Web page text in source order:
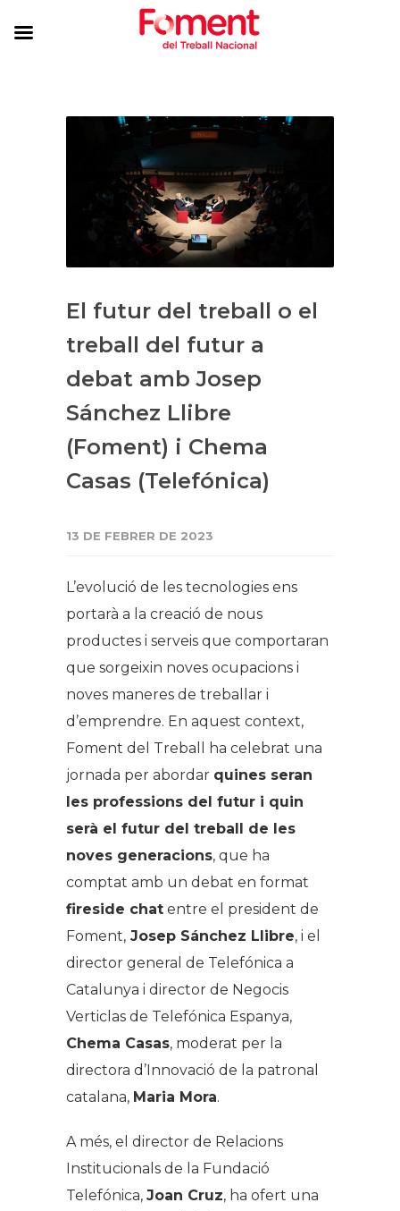
El futur del treball o el
treball del futur a
debat amb Josep
Sánchez Llibre
(Foment) i Chema
Casas (Telefónica)
13 DE FEBRER DE 2023
L’evolució de les tecnologies ens
portarà a la creació de nous
productes i serveis que comportaran
que sorgeixin noves ocupacions i
noves maneres de treballar i
d’emprendre. En aquest context,
Foment del Treball ha celebrat una
jornada per abordar quines seran
les professions del futur i quin
serà el futur del treball de les
noves generacions, que ha
comptat amb un debat en format
fireside chat entre el president de
Foment, Josep Sánchez Llibre, i el
director general de Telefónica a
Catalunya i director de Negocis
Verticlas de Telefónica Espanya,
Chema Casas, moderat per la
directora d’Innovació de la patronal
catalana, Maria Mora.
A més, el director de Relacions
Institucionals de la Fundació
Telefónica, Joan Cruz, ha ofert una